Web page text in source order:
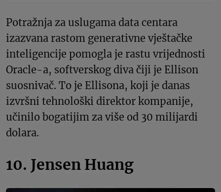
Potražnja za uslugama data centara
izazvana rastom generativne vještačke
inteligencije pomogla je rastu vrijednosti
Oracle-a, softverskog diva čiji je Ellison
suosnivač. To je Ellisona, koji je danas
izvršni tehnološki direktor kompanije,
učinilo bogatijim za više od 30 milijardi
dolara.
10. Jensen Huang